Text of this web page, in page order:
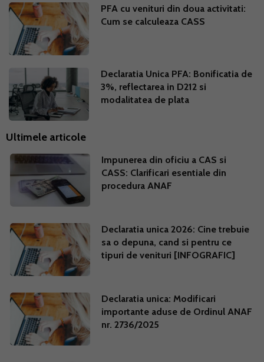
PFA cu venituri din doua activitati:
Cum se calculeaza CASS
Declaratia Unica PFA: Bonificatia de
3%, reflectarea in D212 si
modalitatea de plata
Ultimele articole
Impunerea din oficiu a CAS si
CASS: Clarificari esentiale din
procedura ANAF
Declaratia unica 2026: Cine trebuie
sa o depuna, cand si pentru ce
tipuri de venituri [INFOGRAFIC]
Declaratia unica: Modificari
importante aduse de Ordinul ANAF
nr. 2736/2025